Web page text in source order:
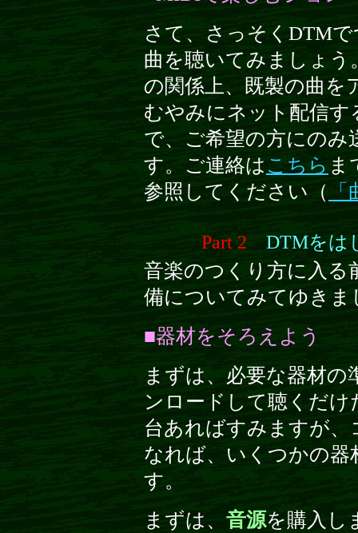
さて、さっそくDTM
曲を聴いてみましょう
の関係上、既製の曲
むやみにネット配信
で、ご希望の方にの
す。ご連絡は こちら ま
参照してください（
Part 2 DTMをは
音楽のつくり方に入る
備についてみてゆき
■器材をそろえよう
まずは、必要な器材の
ンロードして聴くだ
台あればすみますが
なれば、いくつかの
す。
まずは、 音源を購入し